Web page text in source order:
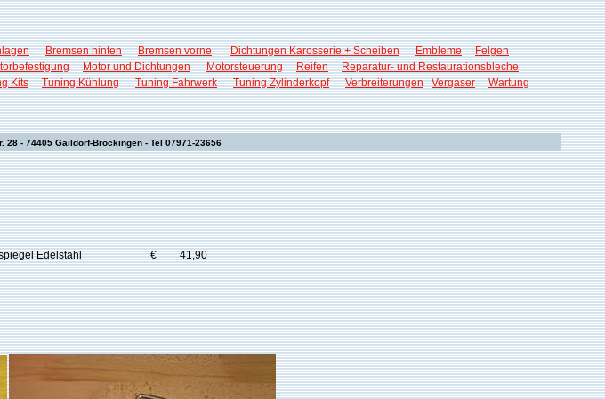
Bremsen hinten Bremsen vorne Dichtungen Karosserie + Scheiben Embleme
Felgen
Motor und Dichtungen Motorsteuerung Reifen
Reparatur- und Restaurationsbleche
Kits Tuning Kühlung Tuning Fahrwerk Tuning Zylinderkopf Verbreiterungen Vergaser
Wartung
28 - 74405 Gaildorf-Bröckingen - Tel 07971-23656
Edelstahl € 41,90